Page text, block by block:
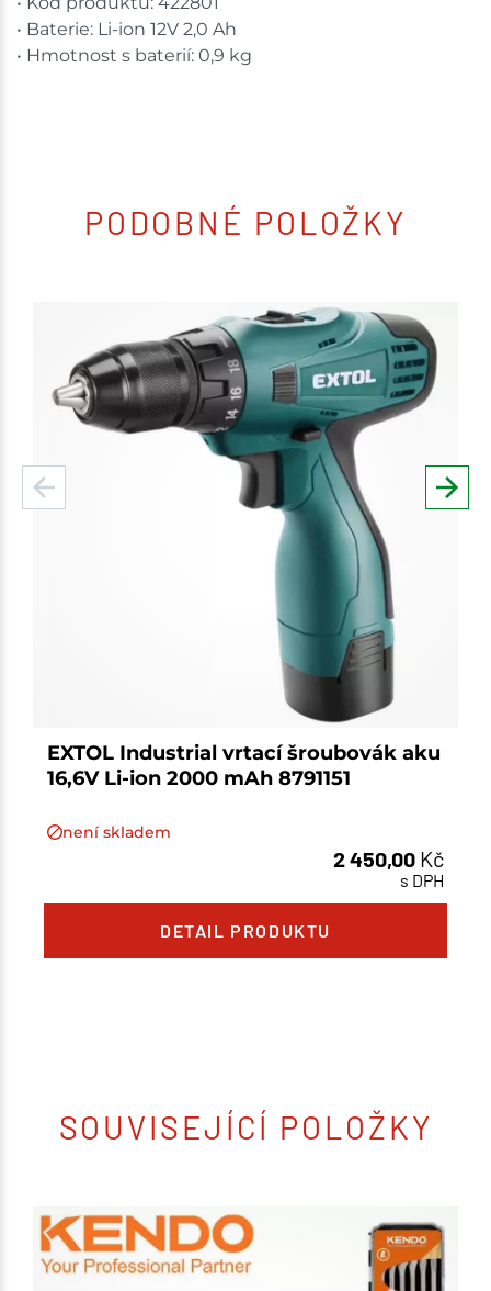
• Baterie: Li-ion 12V 2,0 Ah
• Hmotnost s baterií: 0,9 kg
PODOBNÉ POLOŽKY
EXTOL Industrial vrtací šroubovák aku
16,6V Li-ion 2000 mAh 8791151
není skladem
2 450,00 Kč
s DPH
DETAIL PRODUKTU
Množství
SOUVISEJÍCÍ POLOŽKY